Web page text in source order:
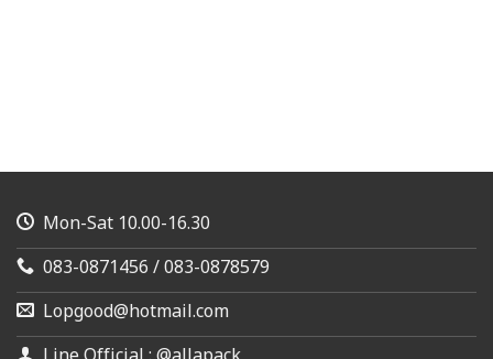
Mon-Sat 10.00-16.30
083-0871456 / 083-0878579
Lopgood@hotmail.com